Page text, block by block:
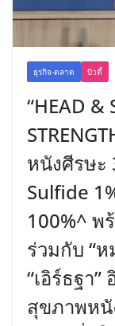
ธุรกิจ-ตลาด บิวตี้
“HEAD &
หนังศีรษะ
Sulfide
100%^ พ
ร่วมกับ “ห
“เอิร์ธฐา
สุขภาพหนั